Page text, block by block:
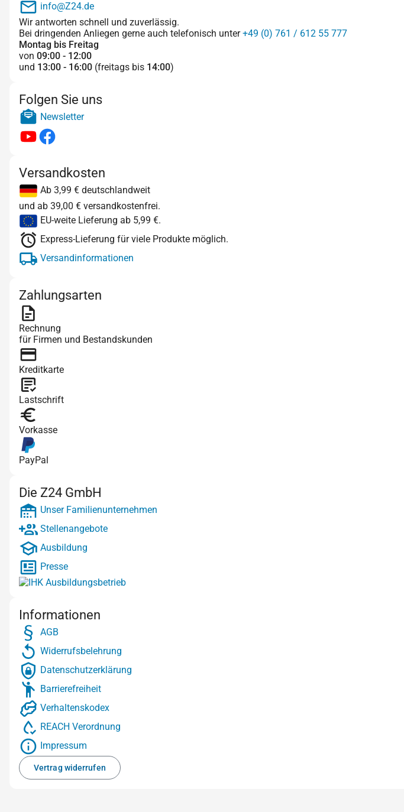
info@Z24.de
Wir antworten schnell und zuverlässig.
Bei dringenden Anliegen gerne auch telefonisch unter+49 (0) 761 / 612 55 777
Montag bis Freitag
von 09:00 - 12:00
und 13:00 - 16:00 (freitags bis 14:00)
Folgen Sie uns
Newsletter
Versandkosten
Ab 3,99 € deutschlandweit
und ab 39,00 € versandkostenfrei.
EU-weite Lieferung ab 5,99 €.
Express-Lieferung für viele Produkte möglich.
Versandinformationen
Zahlungsarten
Rechnung
für Firmen und Bestandskunden
Kreditkarte
Lastschrift
Vorkasse
PayPal
Die Z24 GmbH
Unser Familienunternehmen
Stellenangebote
Ausbildung
Presse
Informationen
AGB
Widerrufsbelehrung
Datenschutzerklärung
Barrierefreiheit
Verhaltenskodex
REACH Verordnung
Impressum
Vertrag widerrufen